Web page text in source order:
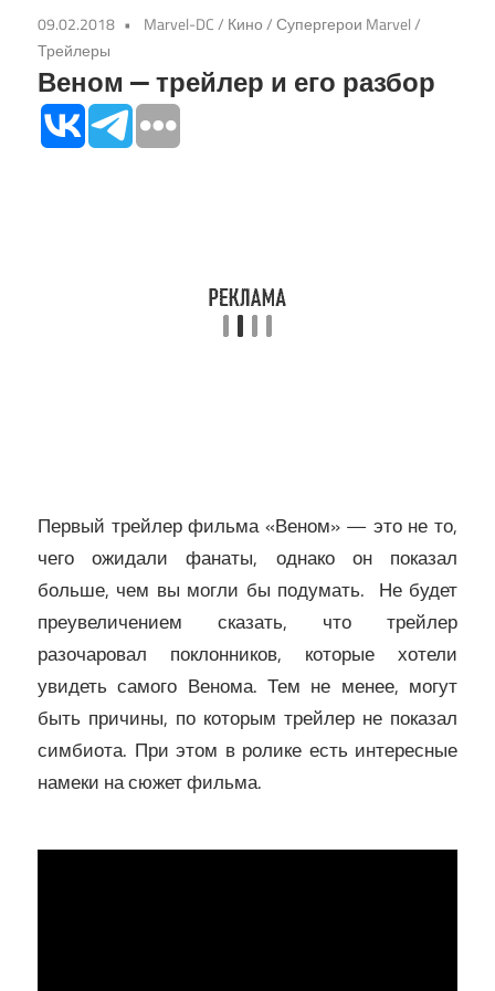
09.02.2018 Marvel-DC/ Кино/Супергерои Marvel/
Трейлеры
Веном — трейлер и его разбор
Первый трейлер фильма «Веном» — это не то,
чего ожидали фанаты, однако он показал
больше, чем вы могли бы подумать. Не будет
преувеличением сказать, что трейлер
разочаровал поклонников, которые хотели
увидеть самого Венома. Тем не менее, могут
быть причины, по которым трейлер не показал
симбиота. При этом в ролике есть интересные
намеки на сюжет фильма.